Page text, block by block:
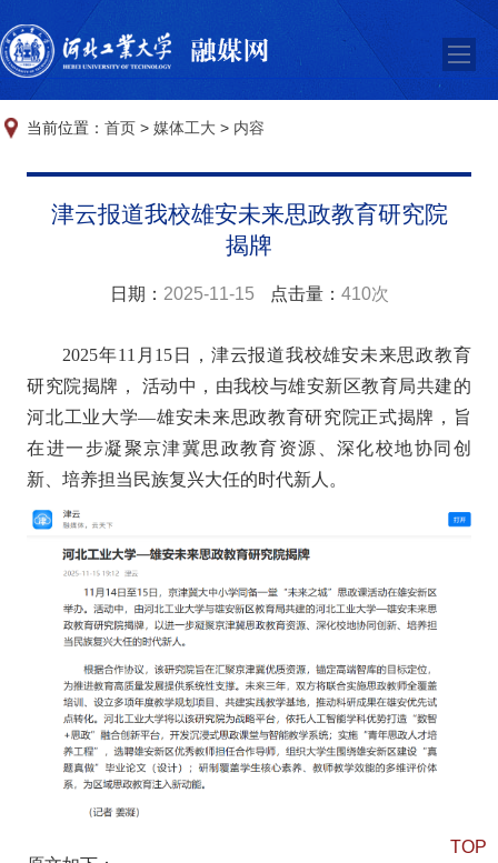
当前位置：首页 >媒体工大 > 内容
津云报道我校雄安未来思政教育研究院
揭牌
日期： 2025-11-15 点击量： 410次
2025年11月15日， 津云报道我校雄安未来思政教育
研究院揭牌， 活动中，由我校与雄安新区教育局共建的
河北工业大学—雄安未来思政教育研究院正式揭牌，旨
在进一步凝聚京津冀思政教育资源、深化校地协同创
新、培养担当民族复兴大任的时代新人。
TOP